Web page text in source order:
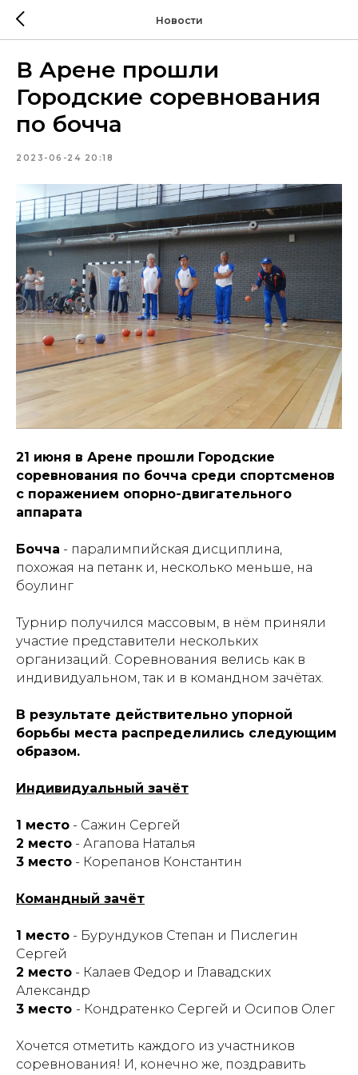
Новости
В Арене прошли
Городские соревнования
по бочча
2023-06-24 20:18
21 июня в Арене прошли Городские
соревнования по бочча среди спортсменов
с поражением опорно-двигательного
аппарата
Бочча - паралимпийская дисциплина,
похожая на петанк и, несколько меньше, на
боулинг
Турнир получился массовым, в нём приняли
участие представители нескольких
организаций. Соревнования велись как в
индивидуальном, так и в командном зачётах.
В результате действительно упорной
борьбы места распределились следующим
образом.
Индивидуальный зачёт
1 место - Сажин Сергей
2 место - Агапова Наталья
3 место - Корепанов Константин
Командный зачёт
1 место - Бурундуков Степан и Пислегин
Сергей
2 место - Калаев Федор и Главадских
Александр
3 место - Кондратенко Сергей и Осипов Олег
Хочется отметить каждого из участников
соревнования! И, конечно же, поздравить